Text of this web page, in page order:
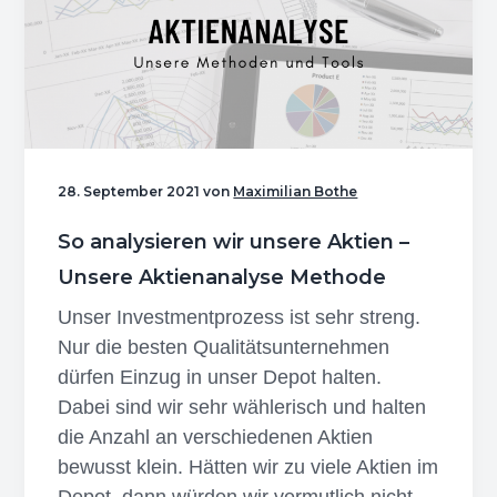
Immobilienaktien
28. September 2021 von Maximilian Bothe
So analysieren wir unsere Aktien –
Unsere Aktienanalyse Methode
Unser Investmentprozess ist sehr streng.
Nur die besten Qualitätsunternehmen
dürfen Einzug in unser Depot halten.
Dabei sind wir sehr wählerisch und halten
die Anzahl an verschiedenen Aktien
bewusst klein. Hätten wir zu viele Aktien im